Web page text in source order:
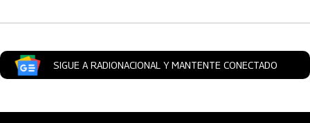
SIGUE A RADIONACIONAL Y MANTENTE CONECTADO